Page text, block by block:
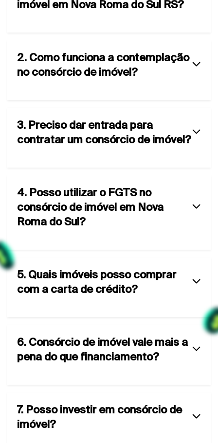
imóvel em Nova Roma do Sul RS?
2. Como funciona a contemplação
no consórcio de imóvel?
3. Preciso dar entrada para
contratar um consórcio de imóvel?
4. Posso utilizar o FGTS no
consórcio de imóvel em Nova
Roma do Sul?
5. Quais imóveis posso comprar
com a carta de crédito?
6. Consórcio de imóvel vale mais a
pena do que financiamento?
7. Posso investir em consórcio de
imóvel?